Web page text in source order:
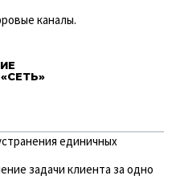
каналы.
единичных
задачи клиента за одно